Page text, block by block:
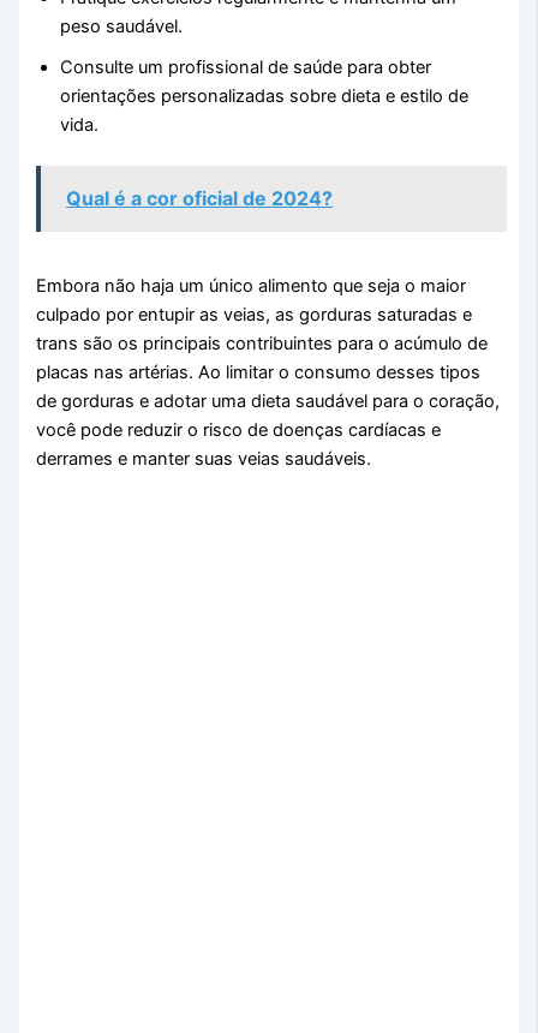
peso saudável.
Consulte um profissional de saúde para obter
orientações personalizadas sobre dieta e estilo de
vida.
Qual é a cor oficial de 2024?
Embora não haja um único alimento que seja o maior
culpado por entupir as veias, as gorduras saturadas e
trans são os principais contribuintes para o acúmulo de
placas nas artérias. Ao limitar o consumo desses tipos
de gorduras e adotar uma dieta saudável para o coração,
você pode reduzir o risco de doenças cardíacas e
derrames e manter suas veias saudáveis.